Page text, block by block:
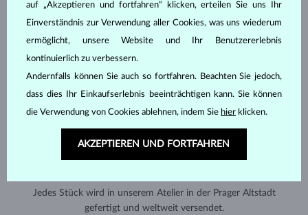
Jedes Stück wird in unserem Atelier in der Prager Altstadt
gefertigt und weltweit versendet.
auf „Akzeptieren und fortfahren“ klicken, erteilen Sie uns Ihr
Einverständnis zur Verwendung aller Cookies, was uns wiederum
ermöglicht, unsere Website und Ihr Benutzererlebnis
kontinuierlich zu verbessern.
Andernfalls können Sie auch so fortfahren. Beachten Sie jedoch,
dass dies Ihr Einkaufserlebnis beeinträchtigen kann. Sie können
die Verwendung von Cookies ablehnen, indem Sie hier klicken.
AKZEPTIEREN UND FORTFAHREN